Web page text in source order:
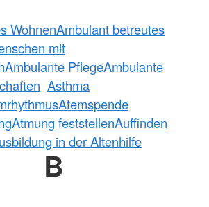
WohnenAmbulant betreutes
mit
Ambulante PflegeAmbulante
Asthma
Atemspende
Atmung feststellenAuffinden
in der Altenhilfe
B